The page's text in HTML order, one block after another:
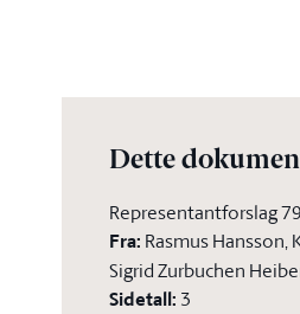
Dette
Representantforslag
Fra: Rasmus Hansson,
Sigrid Zurbuchen
Sidetall: 3